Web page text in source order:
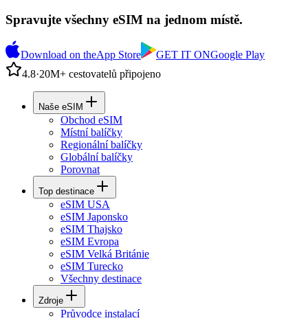
Spravujte všechny eSIM na jednom místě.
Download on theApp Store GET IT ONGoogle Play
4.8·20M+ cestovatelů připojeno
Naše eSIM
Obchod eSIM
Místní balíčky
Regionální balíčky
Globální balíčky
Porovnat
Top destinace
eSIM USA
eSIM Japonsko
eSIM Thajsko
eSIM Evropa
eSIM Velká Británie
eSIM Turecko
Všechny destinace
Zdroje
Průvodce instalací